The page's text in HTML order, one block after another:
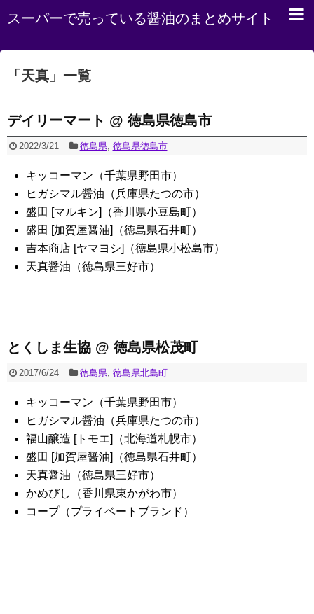
スーパーで売っている醤油のまとめサイト
「 天真 」 一覧
デイリーマート @ 徳島県徳島市
2022/3/21 徳島県, 徳島県徳島市
キッコーマン（千葉県野田市）
ヒガシマル醤油（兵庫県たつの市）
盛田 [マルキン]（香川県小豆島町）
盛田 [加賀屋醤油]（徳島県石井町）
吉本商店 [ヤマヨシ]（徳島県小松島市）
天真醤油（徳島県三好市）
とくしま生協 @ 徳島県松茂町
2017/6/24 徳島県, 徳島県北島町
キッコーマン（千葉県野田市）
ヒガシマル醤油（兵庫県たつの市）
福山醸造 [トモエ]（北海道札幌市）
盛田 [加賀屋醤油]（徳島県石井町）
天真醤油（徳島県三好市）
かめびし（香川県東かがわ市）
コープ（プライベートブランド）